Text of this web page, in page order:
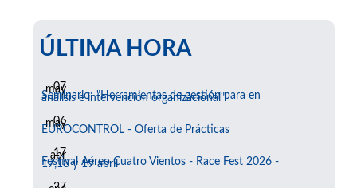
ÚLTIMA HORA
07
may
Seminario: "Herramientas de gestión para en
análisis e intervención organizacional"
06
may
EUROCONTROL - Oferta de Prácticas
17
abr
Festival Aéreo Cuatro Vientos - Race Fest 2026 -
17,18 y 19 abril